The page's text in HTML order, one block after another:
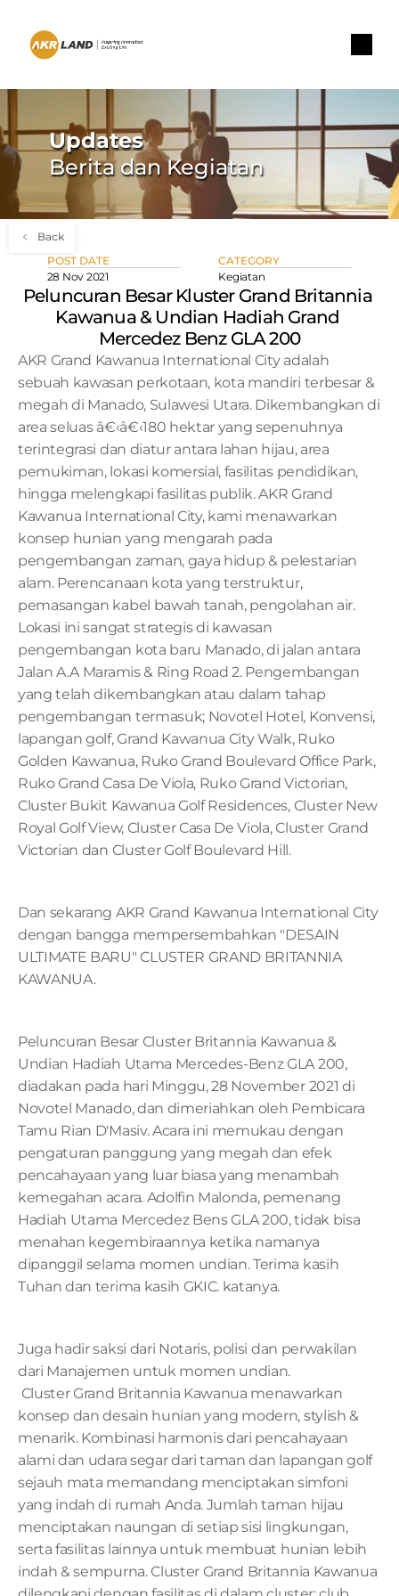
Updates
Berita dan Kegiatan
Back
POST DATE
28 Nov 2021
CATEGORY
Kegiatan
Peluncuran Besar Kluster Grand Britannia
Kawanua & Undian Hadiah Grand
Mercedez Benz GLA 200
AKR Grand Kawanua International City adalah
sebuah kawasan perkotaan, kota mandiri terbesar &
megah di Manado, Sulawesi Utara. Dikembangkan di
area seluas â€‹â€‹180 hektar yang sepenuhnya
terintegrasi dan diatur antara lahan hijau, area
pemukiman, lokasi komersial, fasilitas pendidikan,
hingga melengkapi fasilitas publik. AKR Grand
Kawanua International City, kami menawarkan
konsep hunian yang mengarah pada
pengembangan zaman, gaya hidup & pelestarian
alam. Perencanaan kota yang terstruktur,
pemasangan kabel bawah tanah, pengolahan air.
Lokasi ini sangat strategis di kawasan
pengembangan kota baru Manado, di jalan antara
Jalan A.A Maramis & Ring Road 2. Pengembangan
yang telah dikembangkan atau dalam tahap
pengembangan termasuk; Novotel Hotel, Konvensi,
lapangan golf, Grand Kawanua City Walk, Ruko
Golden Kawanua, Ruko Grand Boulevard Office Park,
Ruko Grand Casa De Viola, Ruko Grand Victorian,
Cluster Bukit Kawanua Golf Residences, Cluster New
Royal Golf View, Cluster Casa De Viola, Cluster Grand
Victorian dan Cluster Golf Boulevard Hill.
Dan sekarang AKR Grand Kawanua International City
dengan bangga mempersembahkan "DESAIN
ULTIMATE BARU" CLUSTER GRAND BRITANNIA
KAWANUA.
Peluncuran Besar Cluster Britannia Kawanua &
Undian Hadiah Utama Mercedes-Benz GLA 200,
diadakan pada hari Minggu, 28 November 2021 di
Novotel Manado, dan dimeriahkan oleh Pembicara
Tamu Rian D'Masiv. Acara ini memukau dengan
pengaturan panggung yang megah dan efek
pencahayaan yang luar biasa yang menambah
kemegahan acara. Adolfin Malonda, pemenang
Hadiah Utama Mercedez Bens GLA 200, tidak bisa
menahan kegembiraannya ketika namanya
dipanggil selama momen undian. Terima kasih
Tuhan dan terima kasih GKIC. katanya.
Juga hadir saksi dari Notaris, polisi dan perwakilan
dari Manajemen untuk momen undian.
Cluster Grand Britannia Kawanua menawarkan
konsep dan desain hunian yang modern, stylish &
menarik. Kombinasi harmonis dari pencahayaan
alami dan udara segar dari taman dan lapangan golf
sejauh mata memandang menciptakan simfoni
yang indah di rumah Anda. Jumlah taman hijau
menciptakan naungan di setiap sisi lingkungan,
serta fasilitas lainnya untuk membuat hunian lebih
indah & sempurna. Cluster Grand Britannia Kawanua